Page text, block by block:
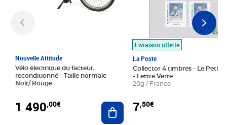
Nouvelle Attitude
Vélo électrique du facteur,
reconditionné - Taille normale -
Noir/ Rouge
1 490,00€ Ajouter au panier
Livraison offerte
La Poste
Collector 4 timbres - Le Petit
- Lettre Verte
20g / France
7,50€